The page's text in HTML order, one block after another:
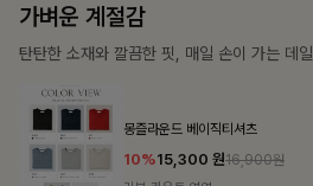
가장 쉬운 코디
특별한 날부터 일상까지 함께하는 룩